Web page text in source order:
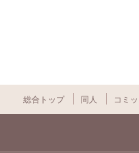
総合トップ 同人 コミ